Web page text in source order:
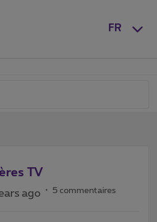
FR
TV
ago 5 commentaires